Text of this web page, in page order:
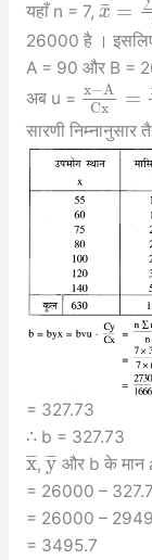
यहाँ n = 7, x
¯ =
26000 है । इसलिए
A = 90 और B =
अब u = x−A
Cx =
सारणी निम्नानुसार
= 327.73
∴ b = 327.73
x
¯¯
¯,y
¯¯
¯ और b के मान
= 26000 –
= 26000 –
= 3495.7